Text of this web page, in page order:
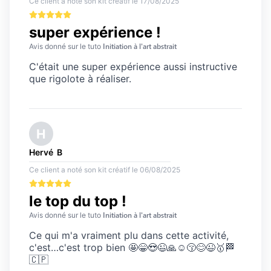
super expérience !
Avis donné sur le tuto Initiation à l'art abstrait
C'était une super expérience aussi instructive
que rigolote à réaliser.
H
Hervé B
Ce client a noté son kit créatif le 06/08/2025
le top du top !
Avis donné sur le tuto Initiation à l'art abstrait
Ce qui m'a vraiment plu dans cette activité,
c'est…c'est trop bien 🤩😁😍😉🙏☺️😚😊😉🥇🏁
🇨🇵